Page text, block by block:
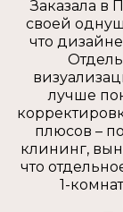
Заказала в
своей
что
лучше
плюсов –
клининг,
что
1-